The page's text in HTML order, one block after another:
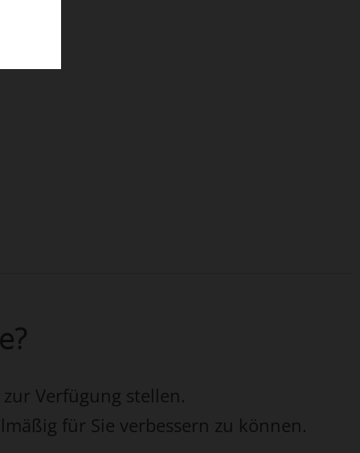
Verfügung stellen.
für Sie verbessern zu können.